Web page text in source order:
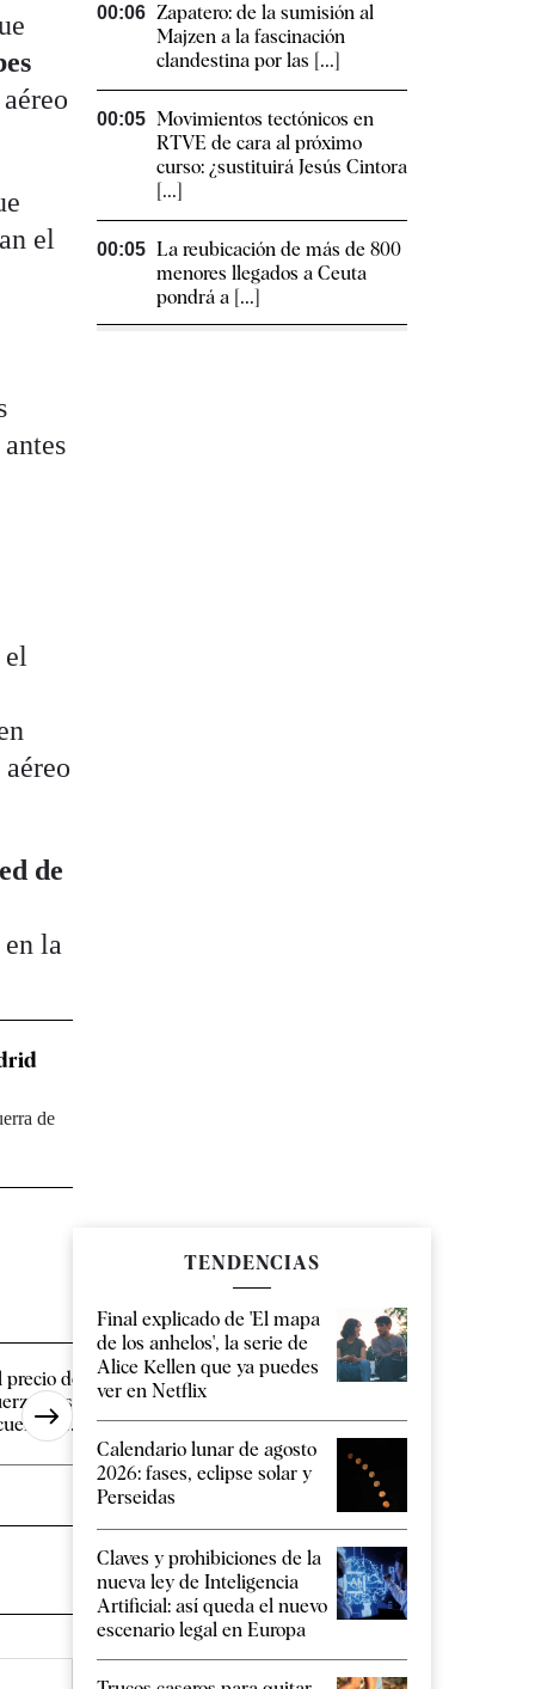
el
el
de
la
de
precio del petróleo cae con
tras anunciar EEUU un
[...]
El juez Calama
sobre la [...]
00:06 Zapatero: de la sumisión al
Majzen a la fascinación
clandestina por las [...]
00:05 Movimientos tectónicos en
RTVE de cara al próximo
curso: ¿sustituirá Jesús Cintora
[...]
00:05 La reubicación de más de 800
menores llegados a Ceuta
pondrá a [...]
TENDENCIAS
Final explicado de 'El mapa
de los anhelos', la serie de
Alice Kellen que ya puedes
ver en Netflix
Calendario lunar de agosto
2026: fases, eclipse solar y
Perseidas
Claves y prohibiciones de la
nueva ley de Inteligencia
Artificial: así queda el nuevo
escenario legal en Europa